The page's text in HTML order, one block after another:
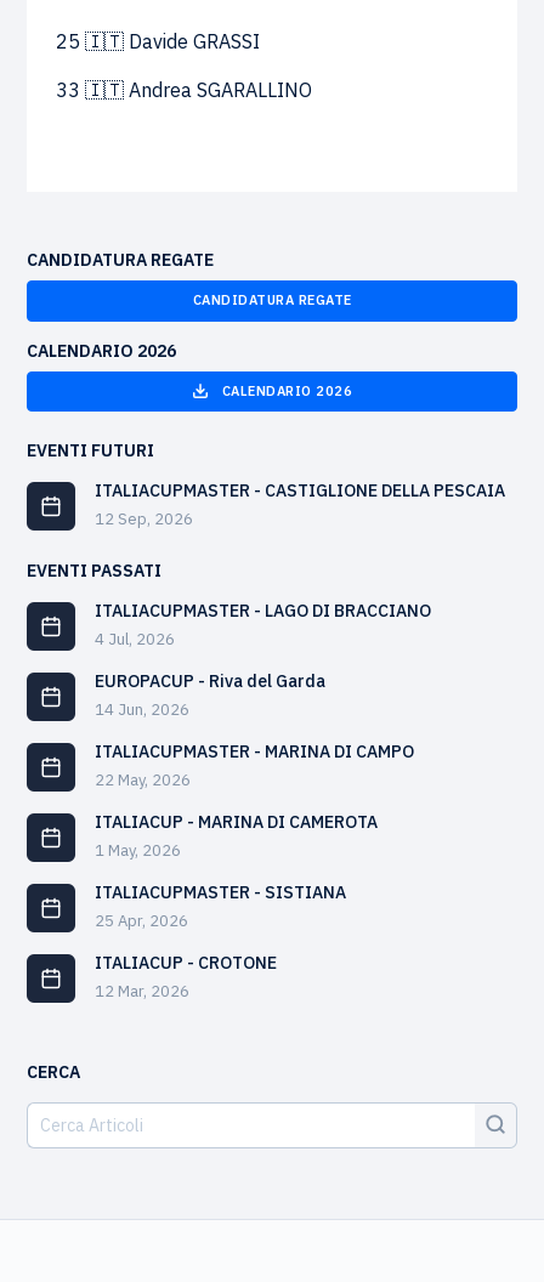
25 🇮🇹 Davide GRASSI
33 🇮🇹 Andrea SGARALLINO
CANDIDATURA REGATE
CANDIDATURA REGATE
CALENDARIO 2026
CALENDARIO 2026
EVENTI FUTURI
ITALIACUPMASTER - CASTIGLIONE DELLA PESCAIA
12 Sep, 2026
EVENTI PASSATI
ITALIACUPMASTER - LAGO DI BRACCIANO
4 Jul, 2026
EUROPACUP - Riva del Garda
14 Jun, 2026
ITALIACUPMASTER - MARINA DI CAMPO
22 May, 2026
ITALIACUP - MARINA DI CAMEROTA
1 May, 2026
ITALIACUPMASTER - SISTIANA
25 Apr, 2026
ITALIACUP - CROTONE
12 Mar, 2026
CERCA